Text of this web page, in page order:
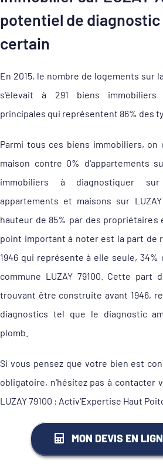
potentiel de
certain
En 2015, le nombre de logements sur
s'élevait à 291 biens
principales qui représentent 86% des
Parmi tous ces biens immobiliers, on
maison contre 0% d'appartements
immobiliers à diagnostiquer
appartements et maisons sur
hauteur de 85% par des propriétaires
point important à noter est la part de
1946 qui représente à elle seule,
commune LUZAY 79100. Cette part
trouvant être construite avant 1946,
diagnostics tel que le diagnostic
plomb.
Si vous pensez que votre bien est
obligatoire, n'hésitez pas à contacter
LUZAY 79100 : Activ'Expertise Haut
MON DEVIS EN